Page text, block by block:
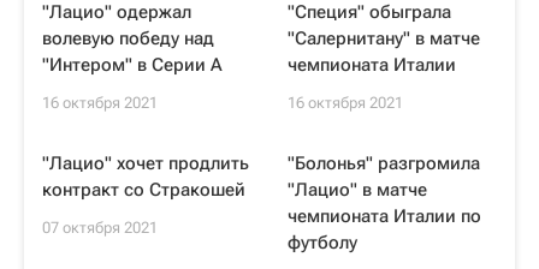
"Лацио" одержал
волевую победу над
"Интером" в Серии А
16 октября 2021
"Специя" обыграла
"Салернитану" в матче
чемпионата Италии
16 октября 2021
"Лацио" хочет продлить
контракт со Стракошей
07 октября 2021
"Болонья" разгромила
"Лацио" в матче
чемпионата Италии по
футболу